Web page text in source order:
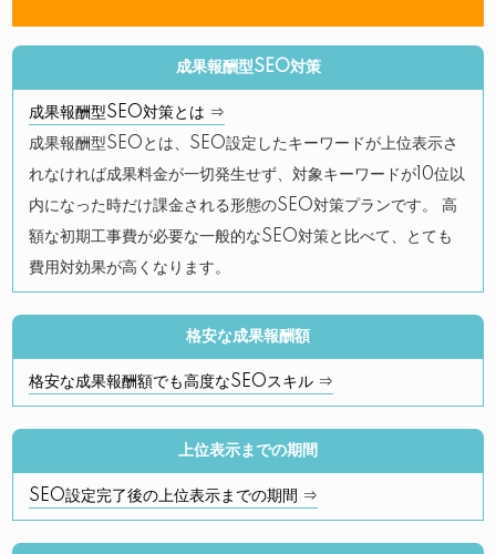
成果報酬型SEO対策
成果報酬型SEO対策とは ⇒
成果報酬型SEOとは、SEO設定したキーワードが上位表示さ
れなければ成果料金が一切発生せず、対象キーワードが10位以
内になった時だけ課金される形態のSEO対策プランです。 高
額な初期工事費が必要な一般的なSEO対策と比べて、とても
費用対効果が高くなります。
格安な成果報酬額
格安な成果報酬額でも高度なSEOスキル ⇒
上位表示までの期間
SEO設定完了後の上位表示までの期間 ⇒